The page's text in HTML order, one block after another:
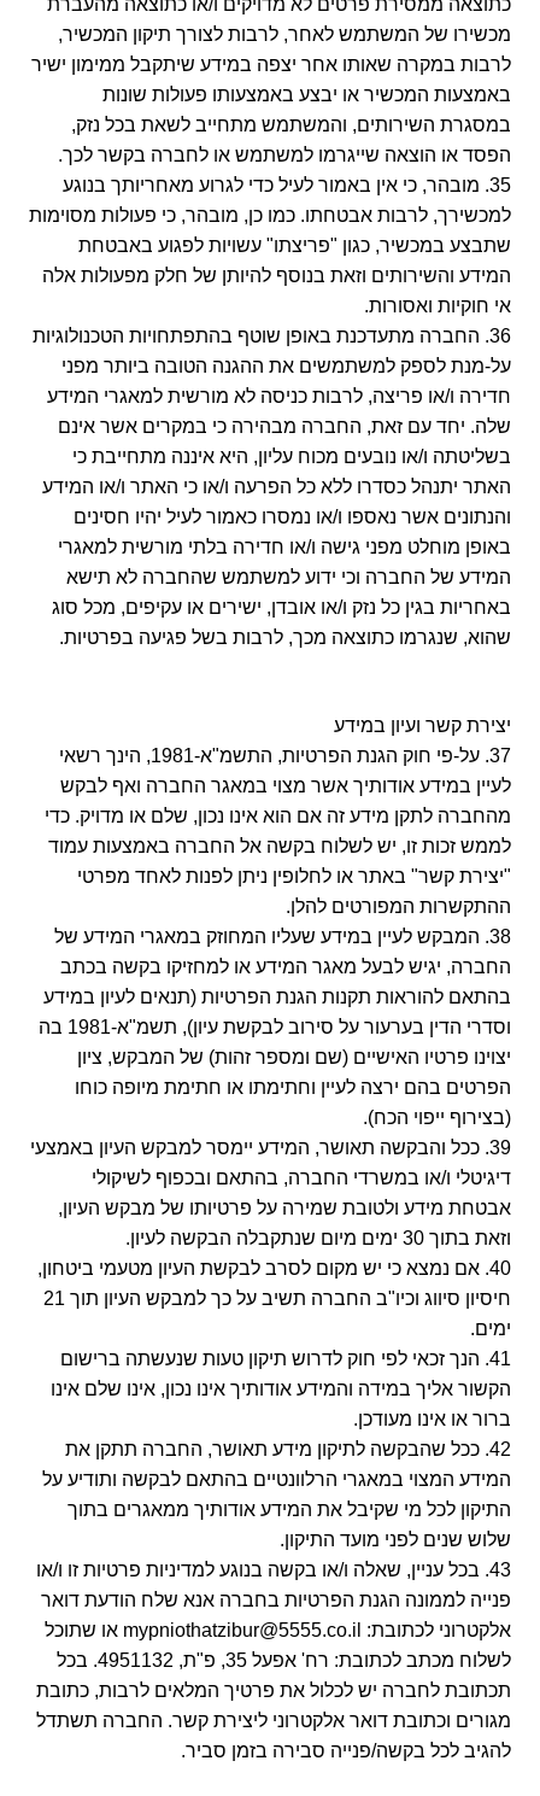
כתוצאה ממסירת פרטים לא מדויקים ו/או כתוצאה מהעברת
מכשירו של המשתמש לאחר, לרבות לצורך תיקון המכשיר,
לרבות במקרה שאותו אחר יצפה במידע שיתקבל ממימון ישיר
באמצעות המכשיר או יבצע באמצעותו פעולות שונות
במסגרת השירותים, והמשתמש מתחייב לשאת בכל נזק,
הפסד או הוצאה שייגרמו למשתמש או לחברה בקשר לכך.
35. מובהר, כי אין באמור לעיל כדי לגרוע מאחריותך בנוגע
למכשירך, לרבות אבטחתו. כמו כן, מובהר, כי פעולות מסוימות
שתבצע במכשיר, כגון "פריצתו" עשויות לפגוע באבטחת
המידע והשירותים וזאת בנוסף להיותן של חלק מפעולות אלה
אי חוקיות ואסורות.
36. החברה מתעדכנת באופן שוטף בהתפתחויות הטכנולוגיות
על-מנת לספק למשתמשים את ההגנה הטובה ביותר מפני
חדירה ו/או פריצה, לרבות כניסה לא מורשית למאגרי המידע
שלה. יחד עם זאת, החברה מבהירה כי במקרים אשר אינם
בשליטתה ו/או נובעים מכוח עליון, היא איננה מתחייבת כי
האתר יתנהל כסדרו ללא כל הפרעה ו/או כי האתר ו/או המידע
והנתונים אשר נאספו ו/או נמסרו כאמור לעיל יהיו חסינים
באופן מוחלט מפני גישה ו/או חדירה בלתי מורשית למאגרי
המידע של החברה וכי ידוע למשתמש שהחברה לא תישא
באחריות בגין כל נזק ו/או אובדן, ישירים או עקיפים, מכל סוג
שהוא, שנגרמו כתוצאה מכך, לרבות בשל פגיעה בפרטיות.
יצירת קשר ועיון במידע
37. על-פי חוק הגנת הפרטיות, התשמ"א-1981, הינך רשאי
לעיין במידע אודותיך אשר מצוי במאגר החברה ואף לבקש
מהחברה לתקן מידע זה אם הוא אינו נכון, שלם או מדויק. כדי
לממש זכות זו, יש לשלוח בקשה אל החברה באמצעות עמוד
"יצירת קשר" באתר או לחלופין ניתן לפנות לאחד מפרטי
ההתקשרות המפורטים להלן.
38. המבקש לעיין במידע שעליו המחוזק במאגרי המידע של
החברה, יגיש לבעל מאגר המידע או למחזיקו בקשה בכתב
בהתאם להוראות תקנות הגנת הפרטיות (תנאים לעיון במידע
וסדרי הדין בערעור על סירוב לבקשת עיון), תשמ"א-1981 בה
יצוינו פרטיו האישיים (שם ומספר זהות) של המבקש, ציון
הפרטים בהם ירצה לעיין וחתימתו או חתימת מיופה כוחו
(בצירוף ייפוי הכח).
39. ככל והבקשה תאושר, המידע יימסר למבקש העיון באמצעי
דיגיטלי ו/או במשרדי החברה, בהתאם ובכפוף לשיקולי
אבטחת מידע ולטובת שמירה על פרטיותו של מבקש העיון,
וזאת בתוך 30 ימים מיום שנתקבלה הבקשה לעיון.
40. אם נמצא כי יש מקום לסרב לבקשת העיון מטעמי ביטחון,
חיסיון סיווג וכיו"ב החברה תשיב על כך למבקש העיון תוך 21
ימים.
41. הנך זכאי לפי חוק לדרוש תיקון טעות שנעשתה ברישום
הקשור אליך במידה והמידע אודותיך אינו נכון, אינו שלם אינו
ברור או אינו מעודכן.
42. ככל שהבקשה לתיקון מידע תאושר, החברה תתקן את
המידע המצוי במאגרי הרלוונטיים בהתאם לבקשה ותודיע על
התיקון לכל מי שקיבל את המידע אודותיך ממאגרים בתוך
שלוש שנים לפני מועד התיקון.
43. בכל עניין, שאלה ו/או בקשה בנוגע למדיניות פרטיות זו ו/או
פנייה לממונה הגנת הפרטיות בחברה אנא שלח הודעת דואר
אלקטרוני לכתובת: mypniothatzibur@5555.co.il או שתוכל
לשלוח מכתב לכתובת: רח' אפעל 35, פ"ת, 4951132. בכל
תכתובת לחברה יש לכלול את פרטיך המלאים לרבות, כתובת
מגורים וכתובת דואר אלקטרוני ליצירת קשר. החברה תשתדל
להגיב לכל בקשה/פנייה סבירה בזמן סביר.